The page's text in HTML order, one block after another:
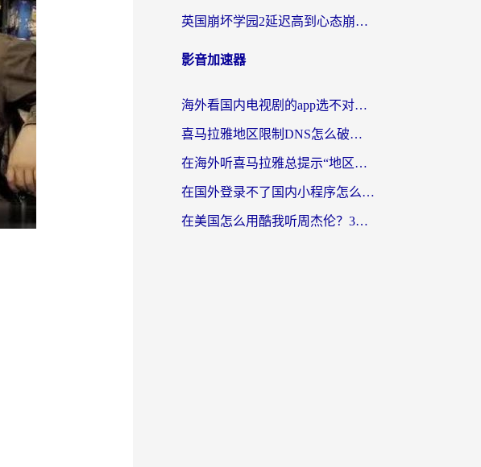
英国崩坏学园2延迟高到心态崩？海外党国服游戏加速终极指南
影音加速器
海外看国内电视剧的app选不对？这份回国加速器避坑指南帮你流畅追剧
喜马拉雅地区限制DNS怎么破？海外党听国内音乐听书的终极解决方案
在海外听喜马拉雅总提示“地区限制”？3步轻松解除+听国内音乐全攻略
在国外登录不了国内小程序怎么办？选对回国加速器，轻松解锁国内资源
在美国怎么用酷我听周杰伦？3步搞定海外听歌难题